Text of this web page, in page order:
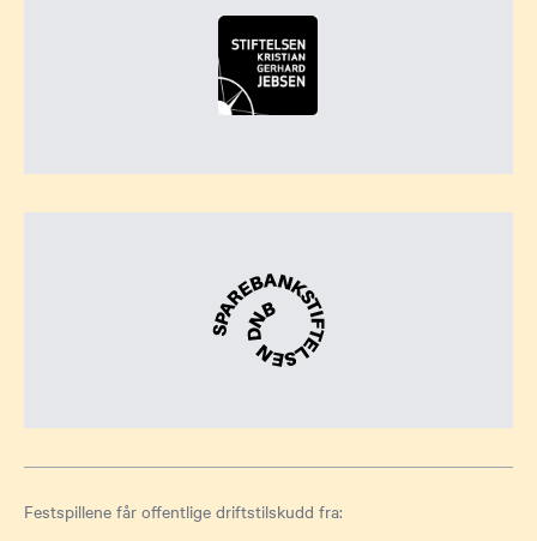
Festspillene får offentlige driftstilskudd fra: